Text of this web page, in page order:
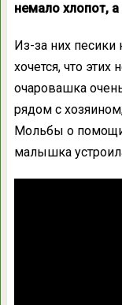
немало хлопот,
Из-за них песики
хочется, что этих
очаровашка
рядом с
Мольбы о помощи
малышка